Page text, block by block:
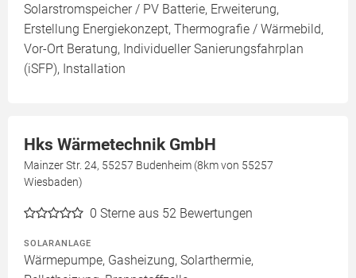
Solarstromspeicher / PV Batterie, Erweiterung,
Erstellung Energiekonzept, Thermografie / Wärmebild,
Vor-Ort Beratung, Individueller Sanierungsfahrplan
(iSFP), Installation
Hks Wärmetechnik GmbH
Mainzer Str. 24, 55257 Budenheim (8km von 55257
Wiesbaden)
0 Sterne aus 52 Bewertungen
SOLARANLAGE
Wärmepumpe, Gasheizung, Solarthermie,